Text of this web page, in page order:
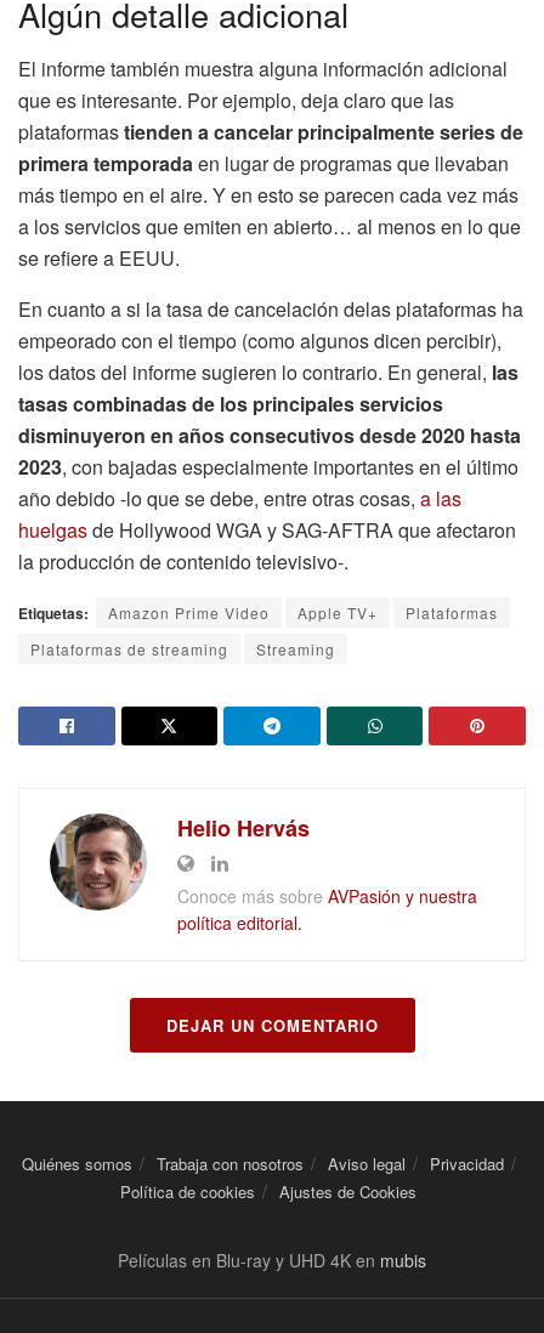
Algún detalle adicional
El informe también muestra alguna información adicional
que es interesante. Por ejemplo, deja claro que las
plataformastienden a cancelar principalmente series de
primera temporadaen lugar de programas que llevaban
más tiempo en el aire. Y en esto se parecen cada vez más
a los servicios que emiten en abierto… al menos en lo que
se refiere a EEUU.
En cuanto a si la tasa de cancelación delas plataformas ha
empeorado con el tiempo (como algunos dicen percibir),
los datos del informe sugieren lo contrario. En general, las
tasas combinadas de los principales servicios
disminuyeron en años consecutivos desde 2020 hasta
2023, con bajadas especialmente importantes en el último
año debido -lo que se debe, entre otras cosas, a las
huelgasde Hollywood WGA y SAG-AFTRA que afectaron
la producción de contenido televisivo-.
Etiquetas: Amazon Prime Video Apple TV+
Plataformas
Plataformas de streaming
Streaming
Helio Hervás
Conoce más sobre AVPasión y nuestra
política editorial.
DEJAR UN COMENTARIO
Quiénes somos Trabaja con nosotros Aviso legal
Privacidad
Política de cookies
Ajustes de Cookies
Películas en Blu-ray y UHD 4K en mubis